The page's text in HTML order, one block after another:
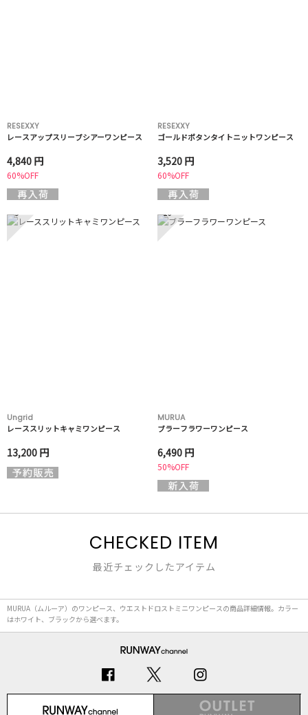
RESEXXY
レースアップスリーブシアーワンピース
4,840 円
60%OFF
RESEXXY
ゴールドボタンタイトニットワンピース
3,520 円
60%OFF
9
Ungrid
レーススリットキャミワンピース
13,200 円
10
MURUA
ブラーフラワーワンピース
6,490 円
50%OFF
CHECKED ITEM
最近チェックしたアイテム
MURUA（ムルーア）のワンピース、ウエストドロストミニワンピースの商品詳細情報。カラー
はホワイト、ブラックから選べます。